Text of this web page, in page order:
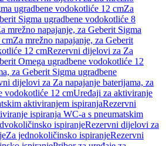
ugradbene vodokotliće 12 cmZa
Sigma ugradbene vodokotliće 8
mrežno napajanje, za Geberit Sigma
cmZa mrežno napajanje, za Geberit
12 cmRezervni dijelovi za Za
Omega ugradbene vodokotliće 12
za Geberit Sigma ugradbene
dijelovi za Za napajanje baterijama, za
vodokotliće 12 cmUređaji za aktiviranje
aktiviranjem ispiranjaRezervni
ispiranja WC-a s pneumatskim
ispiranjeRezervni dijelovi za
Za jednokoličinsko ispiranjeRezervni